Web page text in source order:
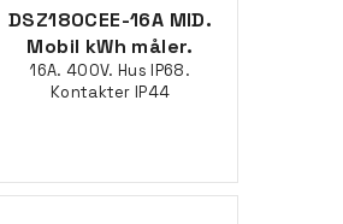
DSZ180CEE-16A MID.
Mobil kWh måler.
16A. 400V. Hus IP68.
Kontakter IP44